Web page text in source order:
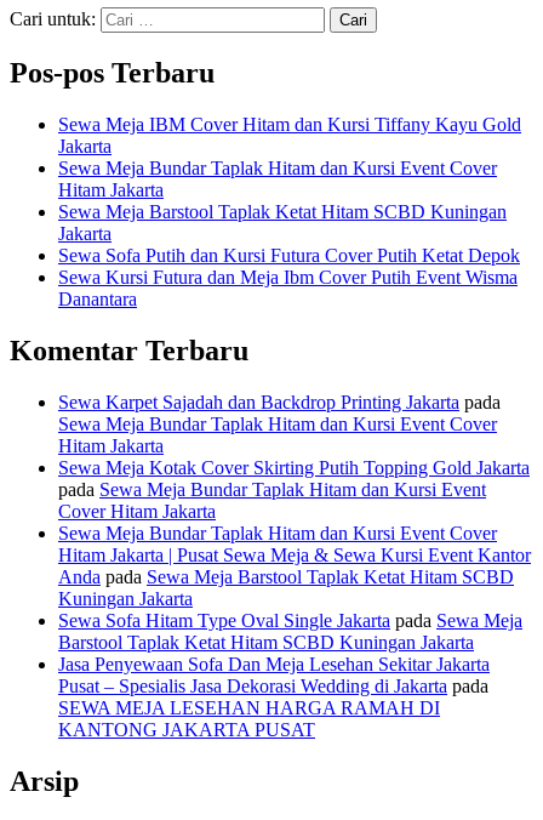
Cari untuk:
Pos-pos Terbaru
Sewa Meja IBM Cover Hitam dan Kursi Tiffany Kayu Gold
Jakarta
Sewa Meja Bundar Taplak Hitam dan Kursi Event Cover
Hitam Jakarta
Sewa Meja Barstool Taplak Ketat Hitam SCBD Kuningan
Jakarta
Sewa Sofa Putih dan Kursi Futura Cover Putih Ketat Depok
Sewa Kursi Futura dan Meja Ibm Cover Putih Event Wisma
Danantara
Komentar Terbaru
Sewa Karpet Sajadah dan Backdrop Printing Jakarta pada
Sewa Meja Bundar Taplak Hitam dan Kursi Event Cover
Hitam Jakarta
Sewa Meja Kotak Cover Skirting Putih Topping Gold Jakarta
pada Sewa Meja Bundar Taplak Hitam dan Kursi Event
Cover Hitam Jakarta
Sewa Meja Bundar Taplak Hitam dan Kursi Event Cover
Hitam Jakarta | Pusat Sewa Meja & Sewa Kursi Event Kantor
Anda pada Sewa Meja Barstool Taplak Ketat Hitam SCBD
Kuningan Jakarta
Sewa Sofa Hitam Type Oval Single Jakarta pada Sewa Meja
Barstool Taplak Ketat Hitam SCBD Kuningan Jakarta
Jasa Penyewaan Sofa Dan Meja Lesehan Sekitar Jakarta
Pusat – Spesialis Jasa Dekorasi Wedding di Jakarta pada
SEWA MEJA LESEHAN HARGA RAMAH DI
KANTONG JAKARTA PUSAT
Arsip